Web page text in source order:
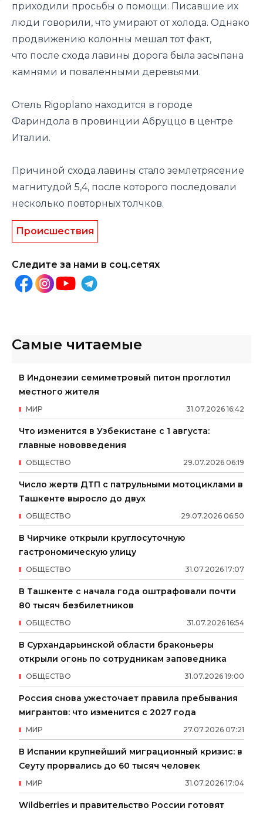
приходили просьбы о помощи. Писавшие их
люди говорили, что умирают от холода. Однако
продвижению колонны мешал тот факт,
что после схода лавины дорога была засыпана
камнями и поваленными деревьями.
Отель Rigoplano находится в городе
Фариндола в провинции Абруццо в центре
Италии.
Причиной схода лавины стало землетрясение
магнитудой 5,4, после которого последовали
несколько повторных толчков.
Происшествия
Следите за нами в соц.сетях
Самые читаемые
В Индонезии семиметровый питон проглотил
местного жителя
31.07.2026 16:42
МИР
Что изменится в Узбекистане с 1 августа:
главные нововведения
29.07.2026 06:19
ОБЩЕСТВО
Число жертв ДТП с патрульными мотоциклами в
Ташкенте выросло до двух
29.07.2026 06:50
ОБЩЕСТВО
В Чирчике открыли круглосуточную
гастрономическую улицу
31.07.2026 17:07
ОБЩЕСТВО
В Ташкенте с начала года оштрафовали почти
80 тысяч безбилетников
31.07.2026 16:54
ОБЩЕСТВО
В Сурхандарьинской области браконьеры
открыли огонь по сотрудникам заповедника
31.07.2026 19:00
ОБЩЕСТВО
Россия снова ужесточает правила пребывания
мигрантов: что изменится с 2027 года
27.07.2026 07:21
МИР
В Испании крупнейший миграционный кризис: в
Сеуту прорвались до 60 тысяч человек
31.07.2026 17:04
МИР
Wildberries и правительство России готовят